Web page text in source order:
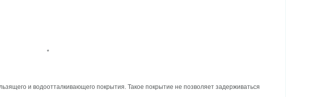
1850 мм. *
и водоотталкивающего покрытия. Такое покрытие не позволяет задерживаться